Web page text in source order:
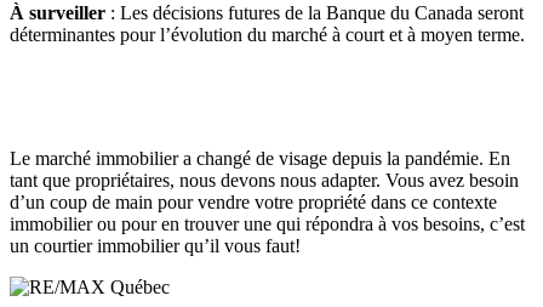
À surveiller : Les décisions futures de la Banque du Canada seront
déterminantes pour l’évolution du marché à court et à moyen terme.
Le marché immobilier a changé de visage depuis la pandémie. En
tant que propriétaires, nous devons nous adapter. Vous avez besoin
d’un coup de main pour vendre votre propriété dans ce contexte
immobilier ou pour en trouver une qui répondra à vos besoins, c’est
un courtier immobilier qu’il vous faut!